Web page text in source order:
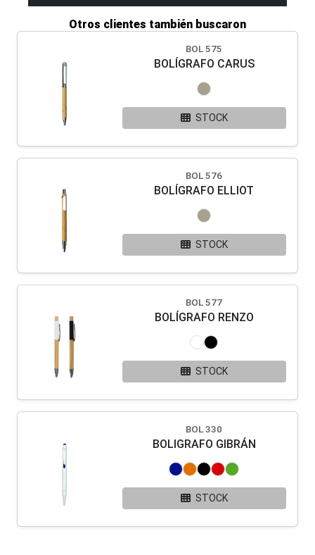
Otros clientes también buscaron
BOL 575
BOLÍGRAFO CARUS
STOCK
BOL 576
BOLÍGRAFO ELLIOT
STOCK
BOL 577
BOLÍGRAFO RENZO
STOCK
BOL 330
BOLIGRAFO GIBRÁN
STOCK